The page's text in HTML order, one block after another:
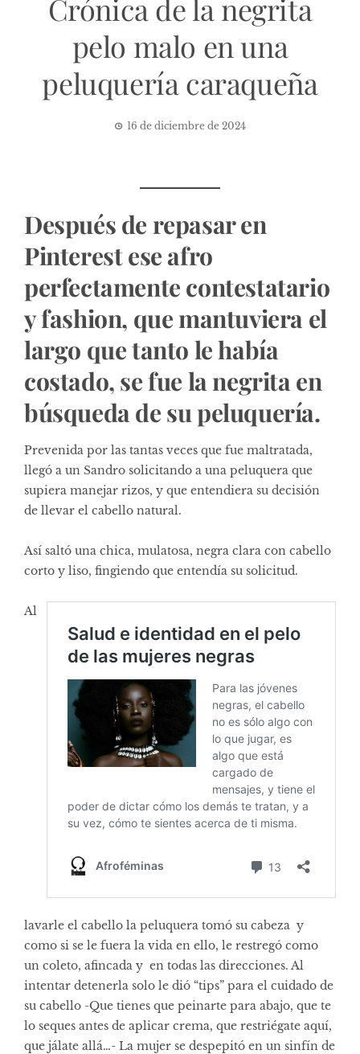
Crónica de la negrita
pelo malo en una
peluquería caraqueña
16 de diciembre de 2024
Después de repasar en
Pinterest ese afro
perfectamente contestatario
y fashion, que mantuviera el
largo que tanto le había
costado, se fue la negrita en
búsqueda de su peluquería.
Prevenida por las tantas veces que fue maltratada,
llegó a un Sandro solicitando a una peluquera que
supiera manejar rizos, y que entendiera su decisión
de llevar el cabello natural.
Así saltó una chica, mulatosa, negra clara con cabello
corto y liso, fingiendo que entendía su solicitud.
Al
lavarle el cabello la peluquera tomó su cabeza y
como si se le fuera la vida en ello, le restregó como
un coleto, afincada y en todas las direcciones. Al
intentar detenerla solo le dió “tips” para el cuidado de
su cabello -Que tienes que peinarte para abajo, que te
lo seques antes de aplicar crema, que restriégate aquí,
que jálate allá…- La mujer se despepitó en un sinfín de